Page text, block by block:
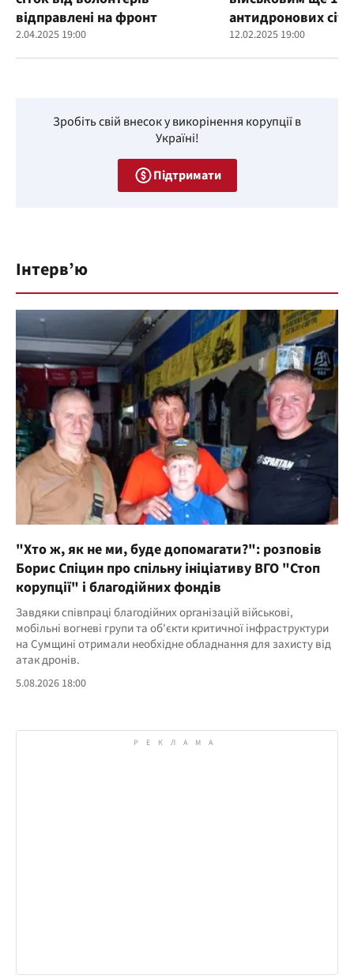
відправлені на фронт
2.04.2025 19:00
антидронових
12.02.2025 19:00
Зробіть свій внесок у викорінення корупції в
Україні!
Підтримати
Інтерв’ю
"Хто ж, як не ми, буде допомагати?": розповів
Борис Спіцин про спільну ініціативу ВГО "Стоп
корупції" і благодійних фондів
Завдяки співпраці благодійних організацій військові,
мобільні вогневі групи та об'єкти критичної інфраструктури
на Сумщині отримали необхідне обладнання для захисту від
атак дронів.
5.08.2026 18:00